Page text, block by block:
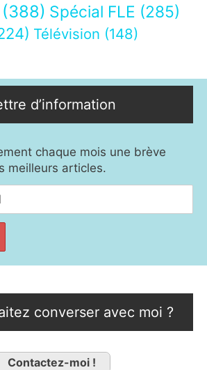
(388) Spécial FLE (285)
Télévision (148)
d’information
chaque mois une brève
meilleurs articles.
converser avec moi ?
Contactez-moi !